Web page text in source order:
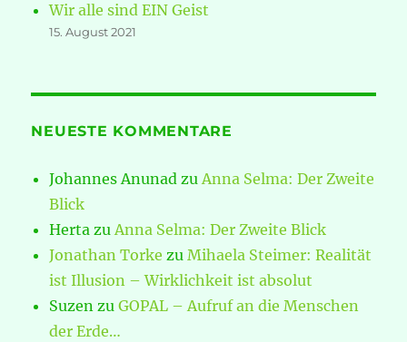
Wir alle sind EIN Geist
15. August 2021
NEUESTE KOMMENTARE
Johannes Anunad zuAnna Selma: Der Zweite
Blick
Herta zuAnna Selma: Der Zweite Blick
Jonathan Torke zuMihaela Steimer: Realität
ist Illusion – Wirklichkeit ist absolut
Suzen zuGOPAL – Aufruf an die Menschen
der Erde…